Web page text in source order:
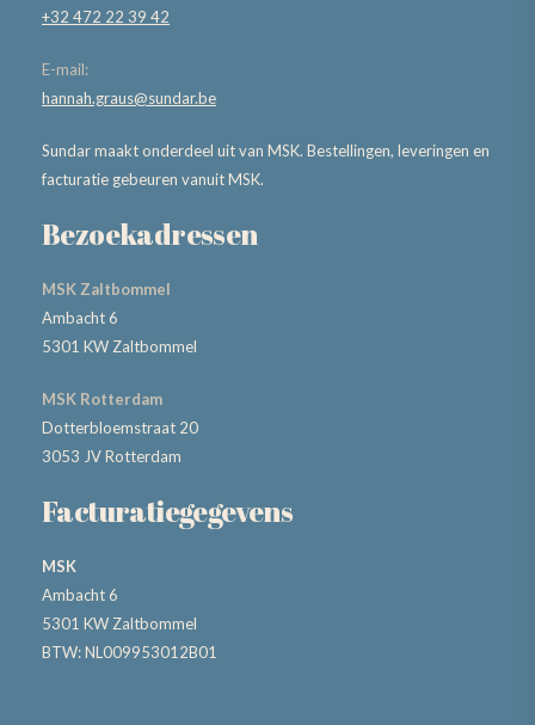
+32 472 22 39 42
E-mail:
hannah.graus@sundar.be
Sundar maakt onderdeel uit van MSK. Bestellingen, leveringen en
facturatie gebeuren vanuit MSK.
Bezoekadressen
MSK Zaltbommel
Ambacht 6
5301 KW Zaltbommel
MSK Rotterdam
Dotterbloemstraat 20
3053 JV Rotterdam
Facturatiegegevens
MSK
Ambacht 6
5301 KW Zaltbommel
BTW: NL009953012B01